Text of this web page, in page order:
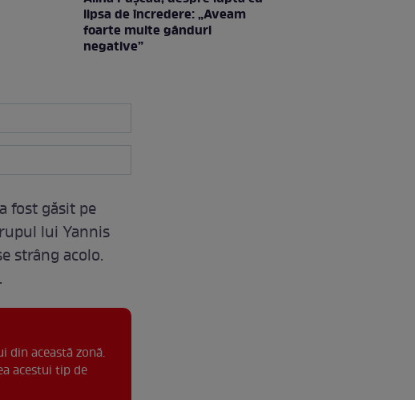
lipsa de încredere: „Aveam
foarte multe gânduri
negative”
fost găsit pe
lui Yannis
strâng acolo.
această zonă.
acestui tip de